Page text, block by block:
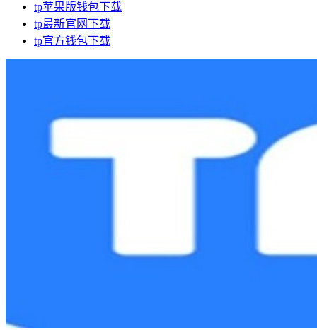
tp苹果版钱包下载
tp最新官网下载
tp官方钱包下载